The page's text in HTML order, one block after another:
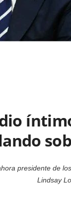
presidente de
Lindsay